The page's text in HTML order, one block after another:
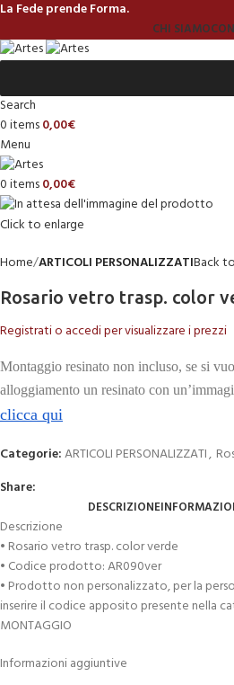
La Fede prende Forma.
CHI SIAMO
Search
0items0,00€
Menu
0items0,00€
Click to enlarge
Home ARTICOLI PERSONALIZZATIBack
Rosario vetro trasp. color
Registrati o accedi per visualizzare i prezzi
Montaggio resinato non incluso, se si
alloggiamento un resinato con
clicca qui
Categorie:ARTICOLI PERSONALIZZATI,
Share:
DESCRIZIONE
Descrizione
• Rosario vetro trasp. color verde
• Codice prodotto: AR090ver
• Prodotto non personalizzato, per la
inserire il codice apposito presente nella
MONTAGGIO
Informazioni aggiuntive